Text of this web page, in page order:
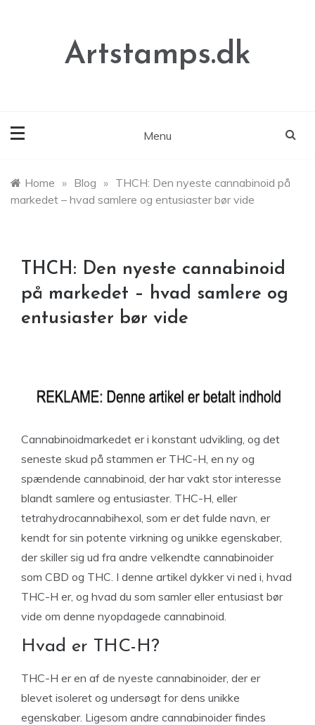
Artstamps.dk
Menu
Home » Blog » THCH: Den nyeste cannabinoid på
markedet – hvad samlere og entusiaster bør vide
THCH: Den nyeste cannabinoid
på markedet – hvad samlere og
entusiaster bør vide
Cannabinoidmarkedet er i konstant udvikling, og det
seneste skud på stammen er THC-H, en ny og
spændende cannabinoid, der har vakt stor interesse
blandt samlere og entusiaster. THC-H, eller
tetrahydrocannabihexol, som er det fulde navn, er
kendt for sin potente virkning og unikke egenskaber,
der skiller sig ud fra andre velkendte cannabinoider
som CBD og THC. I denne artikel dykker vi ned i, hvad
THC-H er, og hvad du som samler eller entusiast bør
vide om denne nyopdagede cannabinoid.
Hvad er THC-H?
THC-H er en af de nyeste cannabinoider, der er
blevet isoleret og undersøgt for dens unikke
egenskaber. Ligesom andre cannabinoider findes